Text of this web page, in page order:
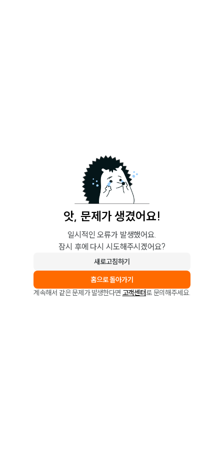
앗, 문제가 생겼어요!
일시적인 오류가 발생했어요.
잠시 후에 다시 시도해주시겠어요?
새로고침하기
홈으로 돌아가기
계속해서 같은 문제가 발생한다면 고객센터로 문의해주세요.